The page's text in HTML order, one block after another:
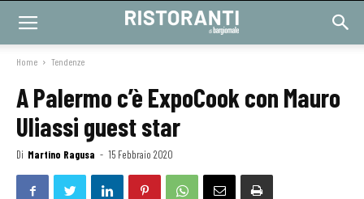
Home Tendenze
A Palermo c’è ExpoCook con Mauro
Uliassi guest star
Di Martino Ragusa - 15 Febbraio 2020